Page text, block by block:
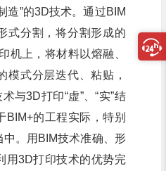
造”的3D技术。通过BIM
式分割，将分割形成的
机上，将材料以熔融、
模式分层迭代、粘贴，
与3D打印“虚”、“实”结
BIM+的工程实际，特别
。用BIM技术准确、形
用3D打印技术的优势完